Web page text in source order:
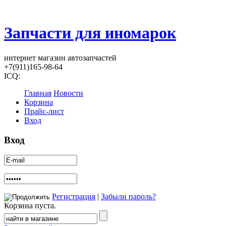
Запчасти для иномарок
интернет магазин автозапчастей
+7(911)165-98-64
ICQ:
Главная Новости
Корзина
Прайс-лист
Вход
Вход
Регистрация | Забыли пароль?
Корзина пуста.